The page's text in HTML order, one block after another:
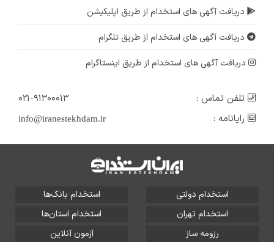
دریافت آگهی های استخدام از طریق اپلیکیشن
دریافت آگهی های استخدام از طریق تلگرام
دریافت آگهی های استخدام از طریق اینستاگرام
تلفن تماس :
۰۲۱-۹۱۳۰۰۰۱۳
رایانامه :
info@iranestekhdam.ir
استخدام دولتی
استخدام بانک‌ها
استخدام تهران
استخدام استان‌ها
رزومه ساز
آزمون آنلاین